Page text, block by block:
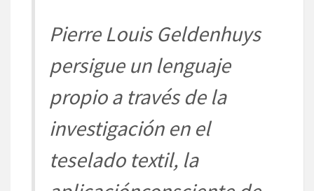
Pierre LouisGeldenhuys
persigue un lenguaje
propio a travésde la
investigaciónen el
teselado textil, la